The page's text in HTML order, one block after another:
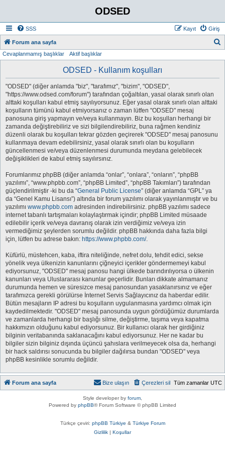
ODSED
SSS Giriş
Kayıt
Forum ana sayfa
Cevaplanmamış başlıklar Aktif başlıklar
ODSED - Kullanım koşulları
"ODSED" (diğer anlamda "biz", "tarafımız", "bizim", "ODSED",
"https://www.odsed.com/forum") tarafından çoğaltılan, yasal olarak sınırlı olan
alttaki koşulları kabul etmiş sayılıyorsunuz. Eğer yasal olarak sınırlı olan alttaki
koşulların tümünü kabul etmiyorsanız o zaman lütfen "ODSED" mesaj
panosuna giriş yapmayın ve/veya kullanmayın. Biz bu koşulları herhangi bir
zamanda değiştirebiliriz ve sizi bilgilendirebiliriz, buna rağmen kendiniz
düzenli olarak bu koşulları tekrar gözden geçirerek "ODSED" mesaj panosunu
kullanmaya devam edebilirsiniz, yasal olarak sınırlı olan bu koşulların
güncellenmesi ve/veya düzenlenmesi durumunda meydana gelebilecek
değişiklikleri de kabul etmiş sayılırsınız.
Forumlarımız phpBB (diğer anlamda “onlar”, “onlara”, “onların”, “phpBB
yazılımı”, “www.phpbb.com”, “phpBB Limited”, “phpBB Takımları”) tarafından
güçlendirilmiştir -ki bu da “General Public License” (diğer anlamda “GPL” ya
da “Genel Kamu Lisansı”) altında bir forum yazılımı olarak yayınlanmıştır ve bu
yazılımı www.phpbb.com adresinden indirebilirsiniz. phpBB yazılımı sadece
internet tabanlı tartışmaları kolaylaştırmak içindir; phpBB Limited müsaade
edilebilir içerik ve/veya davranış olarak izin verdiğimiz ve/veya izin
vermediğimiz şeylerden sorumlu değildir. phpBB hakkında daha fazla bilgi
için, lütfen bu adrese bakın: https://www.phpbb.com/.
Küfürlü, müstehcen, kaba, iftira niteliğinde, nefret dolu, tehdit edici, sekse
yönelik veya ülkenizin kanunlarını çiğneyici içerikler göndermemeyi kabul
ediyorsunuz, "ODSED" mesaj panosu hangi ülkede barındırılıyorsa o ülkenin
kanunları veya Uluslararası kanunlar geçerlidir. Bunları dikkate almamanız
durumunda hemen ve süresizce mesaj panosundan yasaklanırsınız ve eğer
tarafımızca gerekli görülürse İnternet Servis Sağlayıcınız da haberdar edilir.
Bütün mesajların IP adresi bu koşulların uygulanmasına yardımcı olmak için
kaydedilmektedir. "ODSED" mesaj panosunda uygun gördüğümüz durumlarda
ve zamanlarda herhangi bir başlığı silme, değiştirme, taşıma veya kapatma
hakkımızın olduğunu kabul ediyorsunuz. Bir kullanıcı olarak her girdiğiniz
bilginin veritabanında saklanacağını kabul ediyorsunuz. Her ne kadar bu
bilgiler sizin bilginiz dışında üçüncü şahıslara verilmeyecek olsa da, herhangi
bir hack saldırısı sonucunda bu bilgiler dağılırsa bundan "ODSED" veya
phpBB kesinlikle sorumlu değildir.
Forum ana sayfa Tüm zamanlar UTC
Çerezleri sil
Bize ulaşın
Style developer by forum
Powered by phpBB® Forum Software © phpBB Limited
Türkçe çeviri: phpBB Türkiye & Türkiye Forum
Gizlilik | Koşullar